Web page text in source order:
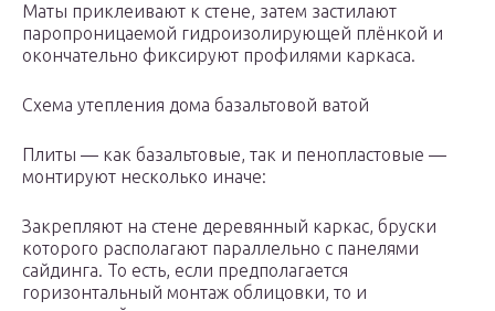
Маты приклеивают к стене, затем застилают
паропроницаемой гидроизолирующей плёнкой и
окончательно фиксируют профилями каркаса.
Схема утепления дома базальтовой ватой
Плиты — как базальтовые, так и пенопластовые —
монтируют несколько иначе:
Закрепляют на стене деревянный каркас, бруски
которого располагают параллельно с панелями
сайдинга. То есть, если предполагается
горизонтальный монтаж облицовки, то и